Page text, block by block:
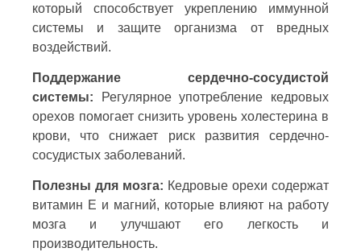
который способствует укреплению иммунной
системы и защите организма от вредных
воздействий.
Поддержание сердечно-сосудистой
системы: Регулярное употребление кедровых
орехов помогает снизить уровень холестерина в
крови, что снижает риск развития сердечно-
сосудистых заболеваний.
Полезны для мозга: Кедровые орехи содержат
витамин Е и магний, которые влияют на работу
мозга и улучшают его легкость и
производительность.